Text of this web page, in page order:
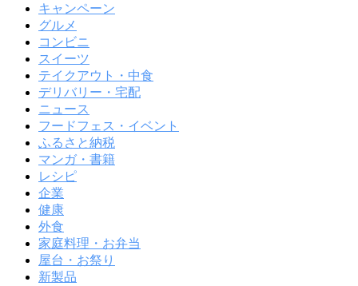
キャンペーン
グルメ
コンビニ
スイーツ
テイクアウト・中食
デリバリー・宅配
ニュース
フードフェス・イベント
ふるさと納税
マンガ・書籍
レシピ
企業
健康
外食
家庭料理・お弁当
屋台・お祭り
新製品